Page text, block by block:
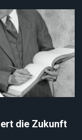
die Zukunft